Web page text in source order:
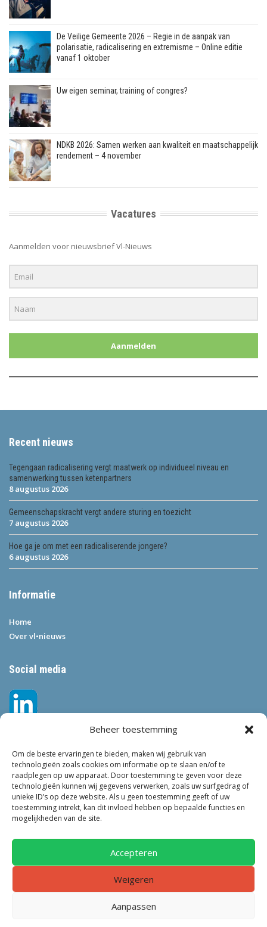
Beheer toestemming
Om de beste ervaringen te bieden, maken wij gebruik van
technologieën zoals cookies om informatie op te slaan en/of te
raadplegen op uw apparaat. Door toestemming te geven voor deze
technologieën kunnen wij gegevens verwerken, zoals uw surfgedrag of
unieke ID’s op deze website. Als u geen toestemming geeft of uw
toestemming intrekt, kan dit invloed hebben op bepaalde functies en
mogelijkheden van de site.
Accepteren
Weigeren
Aanpassen
De Veilige Gemeente 2026 – Regie in de aanpak van
polarisatie, radicalisering en extremisme – Online editie
vanaf 1 oktober
Uw eigen seminar, training of congres?
NDKB 2026: Samen werken aan kwaliteit en maatschappelijk
rendement – 4 november
Vacatures
Aanmelden voor nieuwsbrief Vl-Nieuws
Aanmelden
Recent nieuws
Tegengaan radicalisering vergt maatwerk op individueel niveau en
samenwerking tussen ketenpartners
8 augustus 2026
Gemeenschapskracht vergt andere sturing en toezicht
7 augustus 2026
Hoe ga je om met een radicaliserende jongere?
6 augustus 2026
Informatie
Home
Over vl•nieuws
Social media
Tags
VEILIGHEID LEEFBAARHEID
OM KINDEREN
ONDERMIJNING